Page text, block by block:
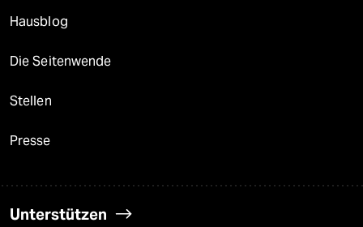
Hausblog
Die Seitenwende
Stellen
Presse
Unterstützen